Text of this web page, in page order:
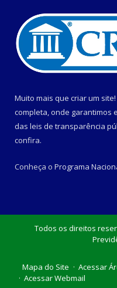
Muito mais que criar um
completa, onde garantimos
das leis de transparência
confira.
Conheça o Programa
Todos os direitos
Mapa do Site
Acessar
Acessar Webmail